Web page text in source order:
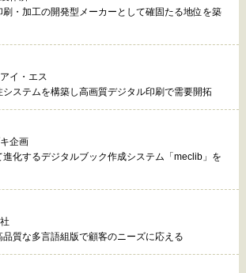
・加工の開発型メーカーとして確固たる地位を築
イ・エス
ステムを構築し高画質デジタル印刷で需要開拓
企画
化するデジタルブック作成システム「meclib」を
質な多言語組版で顧客のニーズに応える